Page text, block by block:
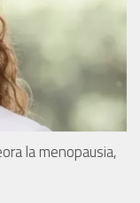
la menopausia,